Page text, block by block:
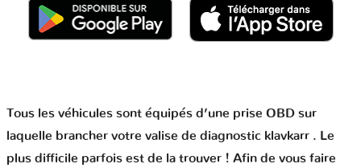
Tous les véhicules sont équipés d’une prise OBD sur
laquelle brancher votre valise de diagnostic klavkarr . Le
plus difficile parfois est de la trouver ! Afin de vous faire